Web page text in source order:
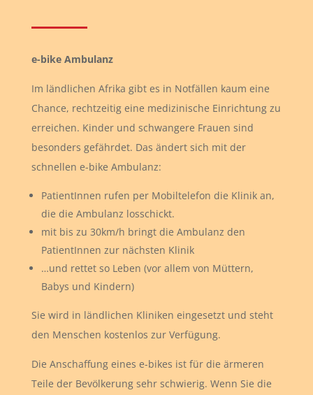
e-bike Ambulanz
Im ländlichen Afrika gibt es in Notfällen kaum eine
Chance, rechtzeitig eine medizinische Einrichtung zu
erreichen. Kinder und schwangere Frauen sind
besonders gefährdet. Das ändert sich mit der
schnellen e-bike Ambulanz:
PatientInnen rufen per Mobiltelefon die Klinik an,
die die Ambulanz losschickt.
mit bis zu 30km/h bringt die Ambulanz den
PatientInnen zur nächsten Klinik
…und rettet so Leben (vor allem von Müttern,
Babys und Kindern)
Sie wird in ländlichen Kliniken eingesetzt und steht
den Menschen kostenlos zur Verfügung.
Die Anschaffung eines e-bikes ist für die ärmeren
Teile der Bevölkerung sehr schwierig. Wenn Sie die